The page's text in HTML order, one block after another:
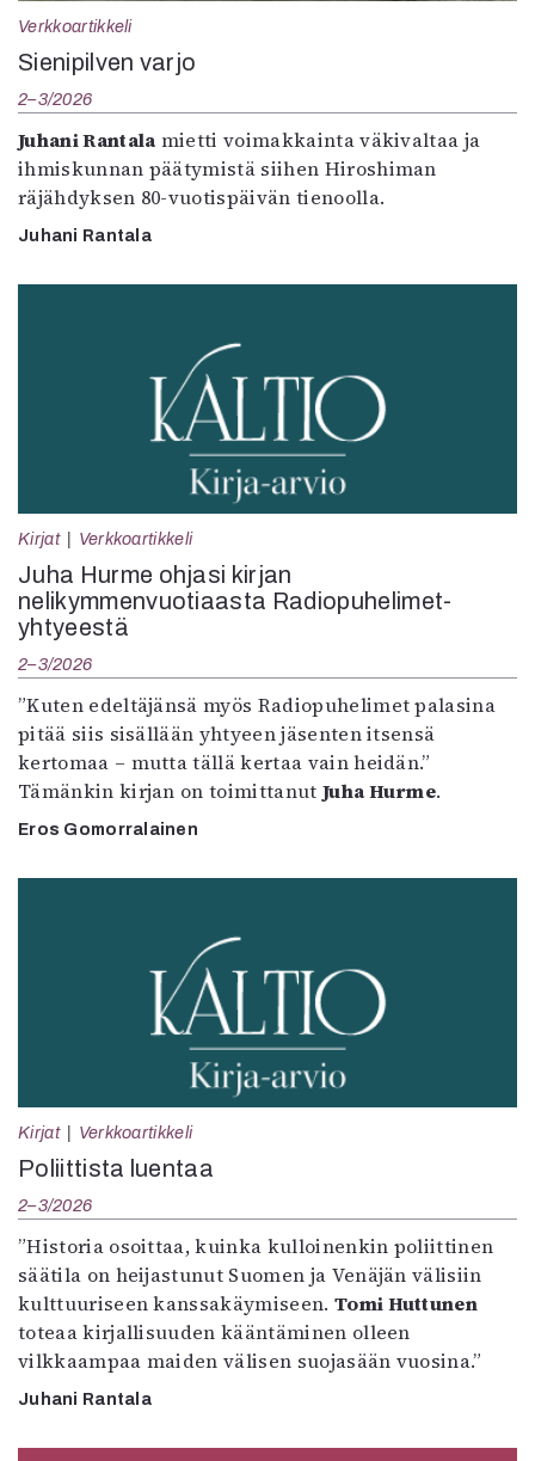
Verkkoartikkeli
Sienipilven varjo
2–3/2026
Juhani Rantala mietti voimakkainta väkivaltaa ja
ihmiskunnan päätymistä siihen Hiroshiman
räjähdyksen 80-vuotispäivän tienoolla.
Juhani Rantala
Kirjat Verkkoartikkeli
Juha Hurme ohjasi kirjan
nelikymmenvuotiaasta Radiopuhelimet-
yhtyeestä
2–3/2026
”Kuten edeltäjänsä myös Radiopuhelimet palasina
pitää siis sisällään yhtyeen jäsenten itsensä
kertomaa – mutta tällä kertaa vain heidän.”
Tämänkin kirjan on toimittanut Juha Hurme.
Eros Gomorralainen
Kirjat Verkkoartikkeli
Poliittista luentaa
2–3/2026
”Historia osoittaa, kuinka kulloinenkin poliittinen
säätila on heijastunut Suomen ja Venäjän välisiin
kulttuuriseen kanssakäymiseen. Tomi Huttunen
toteaa kirjallisuuden kääntäminen olleen
vilkkaampaa maiden välisen suojasään vuosina.”
Juhani Rantala